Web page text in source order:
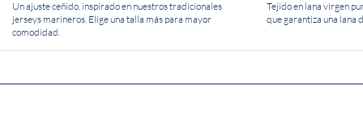
Un ajuste ceñido, inspirado en nuestros tradicionales
jerseys marineros. Elige una talla más para mayor
comodidad.
Tejido en lana virgen
que garantiza una lana